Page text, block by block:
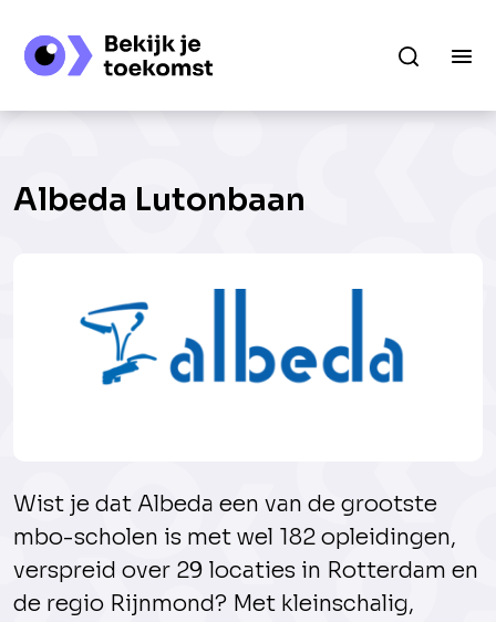
Albeda Lutonbaan
Wist je dat Albeda een van de grootste
mbo-scholen is met wel 182 opleidingen,
verspreid over 29 locaties in Rotterdam en
de regio Rijnmond? Met kleinschalig,